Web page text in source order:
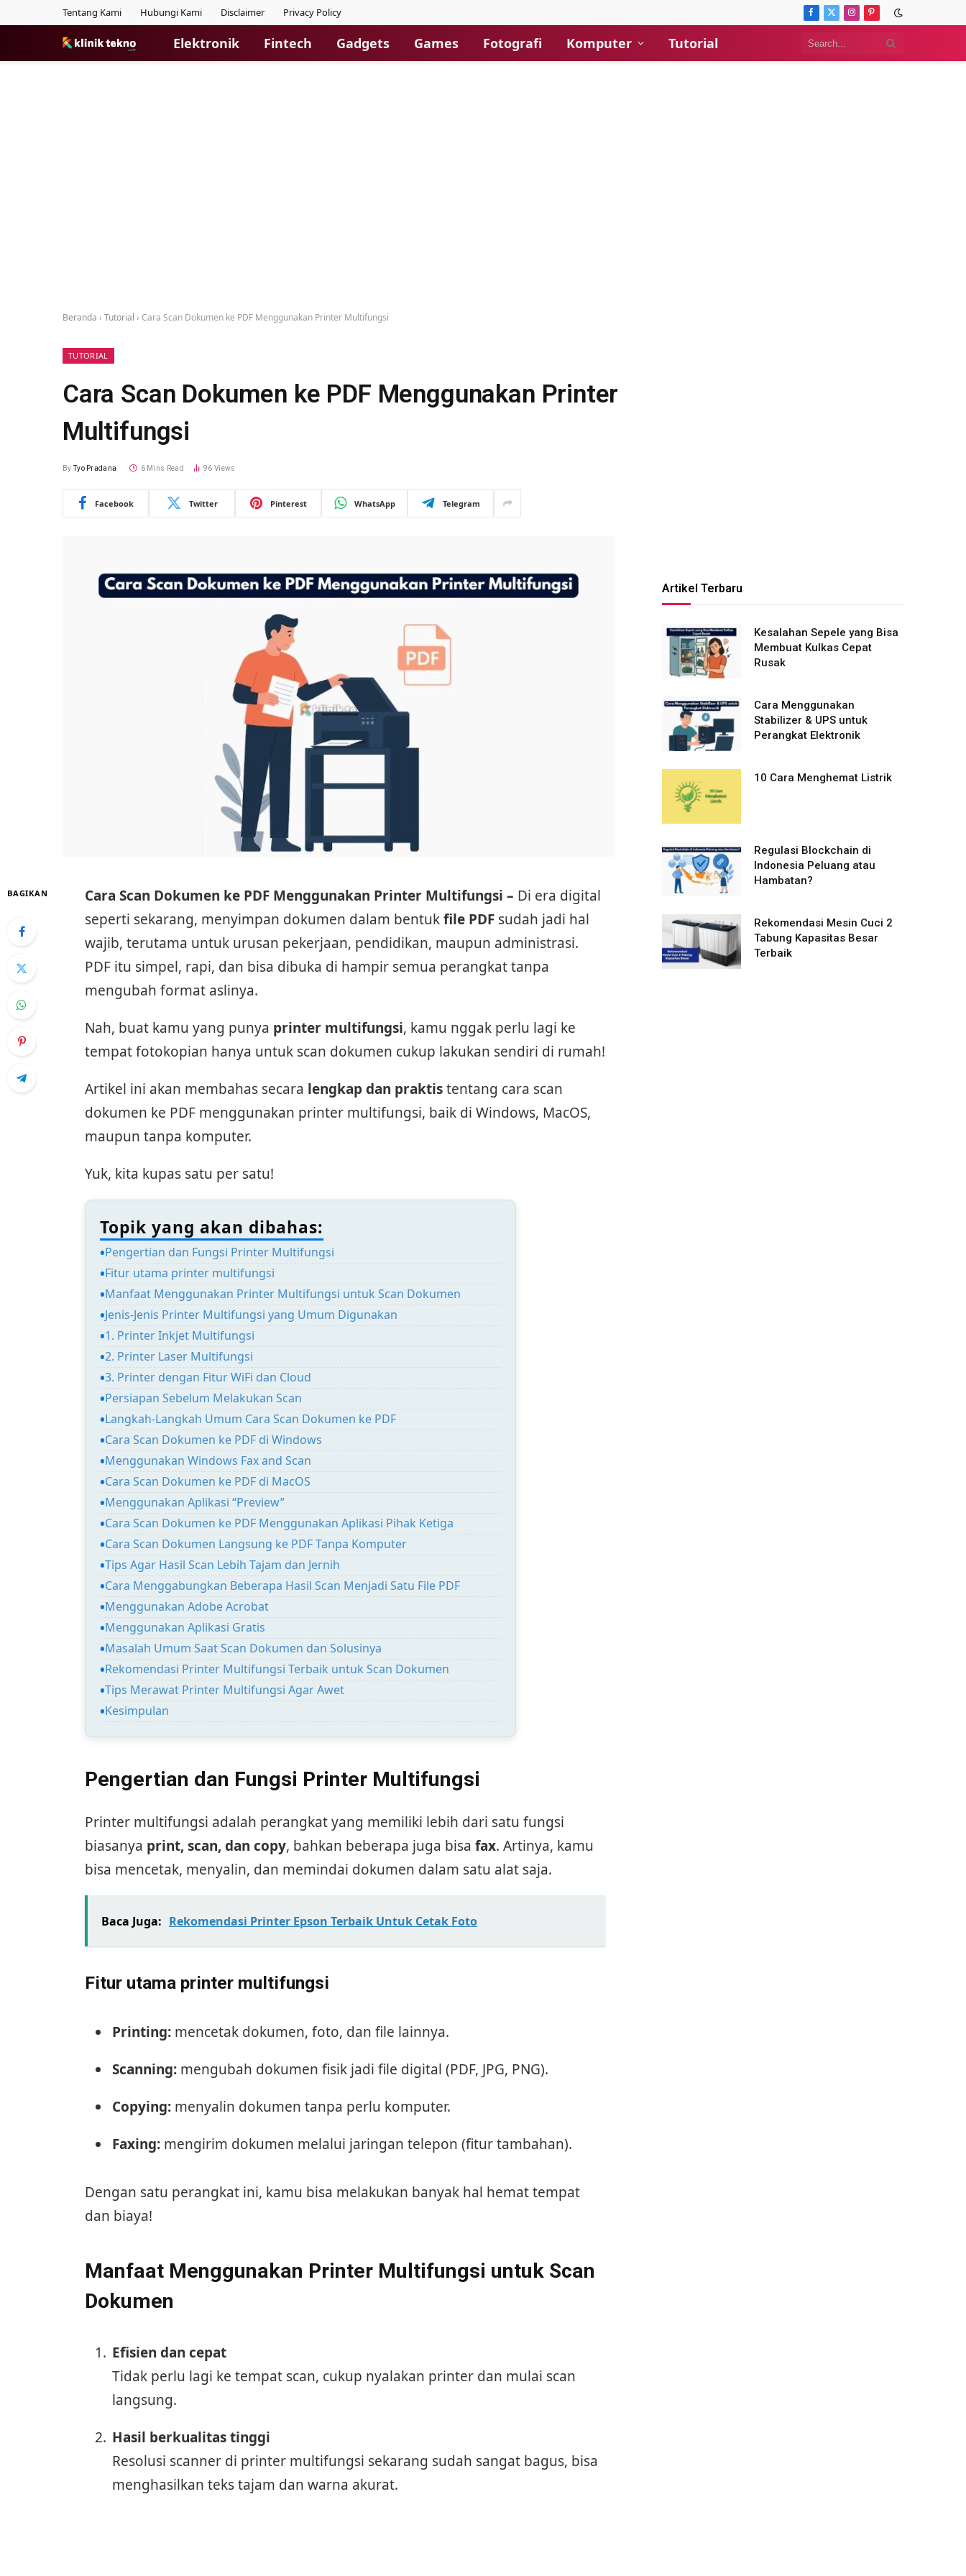
Tentang Kami Hubungi Kami Disclaimer Privacy Policy Facebook
X
Instagram
Pinterest
Elektronik Fintech Gadgets Games Fotografi Komputer Tutorial
Beranda › Tutorial › Cara Scan Dokumen ke PDF Menggunakan Printer Multifungsi
TUTORIAL
Cara Scan Dokumen ke PDF Menggunakan Printer
Multifungsi
By Tyo Pradana 6 Mins Read 96Views
Facebook Twitter Pinterest WhatsApp Telegram
BAGIKAN Cara Scan Dokumen ke PDF Menggunakan Printer Multifungsi – Di era digital
seperti sekarang, menyimpan dokumen dalam bentukfile PDFsudah jadi hal
wajib, terutama untuk urusan pekerjaan, pendidikan, maupun administrasi.
PDF itu simpel, rapi, dan bisa dibuka di hampir semua perangkat tanpa
mengubah format aslinya.
Nah, buat kamu yang punya printer multifungsi, kamu nggak perlu lagi ke
tempat fotokopian hanya untuk scan dokumen cukup lakukan sendiri di rumah!
Artikel ini akan membahas secara lengkap dan praktistentang cara scan
dokumen ke PDF menggunakan printer multifungsi, baik di Windows, MacOS,
maupun tanpa komputer.
Yuk, kita kupas satu per satu!
Topik yang akan dibahas:
Pengertian dan Fungsi Printer Multifungsi
Fitur utama printer multifungsi
Manfaat Menggunakan Printer Multifungsi untuk Scan Dokumen
Jenis-Jenis Printer Multifungsi yang Umum Digunakan
1. Printer Inkjet Multifungsi
2. Printer Laser Multifungsi
3. Printer dengan Fitur WiFi dan Cloud
Persiapan Sebelum Melakukan Scan
Langkah-Langkah Umum Cara Scan Dokumen ke PDF
Cara Scan Dokumen ke PDF di Windows
Menggunakan Windows Fax and Scan
Cara Scan Dokumen ke PDF di MacOS
Menggunakan Aplikasi “Preview”
Cara Scan Dokumen ke PDF Menggunakan Aplikasi Pihak Ketiga
Cara Scan Dokumen Langsung ke PDF Tanpa Komputer
Tips Agar Hasil Scan Lebih Tajam dan Jernih
Cara Menggabungkan Beberapa Hasil Scan Menjadi Satu File PDF
Menggunakan Adobe Acrobat
Menggunakan Aplikasi Gratis
Masalah Umum Saat Scan Dokumen dan Solusinya
Rekomendasi Printer Multifungsi Terbaik untuk Scan Dokumen
Tips Merawat Printer Multifungsi Agar Awet
Kesimpulan
Pengertian dan Fungsi Printer Multifungsi
Printer multifungsi adalah perangkat yang memiliki lebih dari satu fungsi
biasanya print, scan, dan copy, bahkan beberapa juga bisa fax. Artinya, kamu
bisa mencetak, menyalin, dan memindai dokumen dalam satu alat saja.
Baca Juga: Rekomendasi Printer Epson Terbaik Untuk Cetak Foto
Fitur utama printer multifungsi
Printing:mencetak dokumen, foto, dan file lainnya.
Scanning:mengubah dokumen fisik jadi file digital (PDF, JPG, PNG).
Copying:menyalin dokumen tanpa perlu komputer.
Faxing:mengirim dokumen melalui jaringan telepon (fitur tambahan).
Dengan satu perangkat ini, kamu bisa melakukan banyak hal hemat tempat
dan biaya!
Manfaat Menggunakan Printer Multifungsi untuk Scan
Dokumen
Efisien dan cepat
Tidak perlu lagi ke tempat scan, cukup nyalakan printer dan mulai scan
langsung.
Hasil berkualitas tinggi
Resolusi scanner di printer multifungsi sekarang sudah sangat bagus, bisa
menghasilkan teks tajam dan warna akurat.
Artikel Terbaru
Kesalahan Sepele yang Bisa
Membuat Kulkas Cepat
Rusak
Cara Menggunakan
Stabilizer & UPS untuk
Perangkat Elektronik
10 Cara Menghemat Listrik
Regulasi Blockchain di
Indonesia Peluang atau
Hambatan?
Rekomendasi Mesin Cuci 2
Tabung Kapasitas Besar
Terbaik